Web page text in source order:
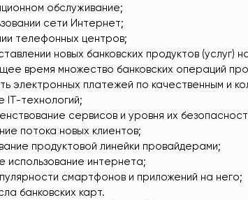
обслуживание;
сети Интернет;
телефонных центров;
новых банковских продуктов (услуг)
время множество банковских операций
электронных платежей по качественным и
IT-технологий;
сервисов и уровня их
потока новых клиентов;
продуктовой линейки провайдерами;
использование интернета;
смартфонов и приложений на него;
банковских карт.